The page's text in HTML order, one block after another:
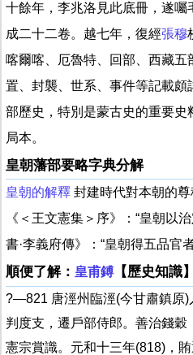
十餘年，李兆洛見此底冊，遂囑
成二十二卷。越七年，復經張穆
喀爾喀、厄魯特、回部、西藏
置、封襲、世系、事件等記載頗
部歷史，特別是蒙古史的重要史
局本。
皇朝藩部要略字典分解
皇朝的解釋 封建時代對本朝的
《＜王文憲集＞序》：“皇朝以
書·李義府傳》：“皇朝得五品官
順便了解： 皇甫鎛【歷史知識】
?—821 唐涇州臨涇(今甘肅鎮原)
判度支，遷戶部侍郎。善治錢
憲宗賞識。元和十三年(818)，